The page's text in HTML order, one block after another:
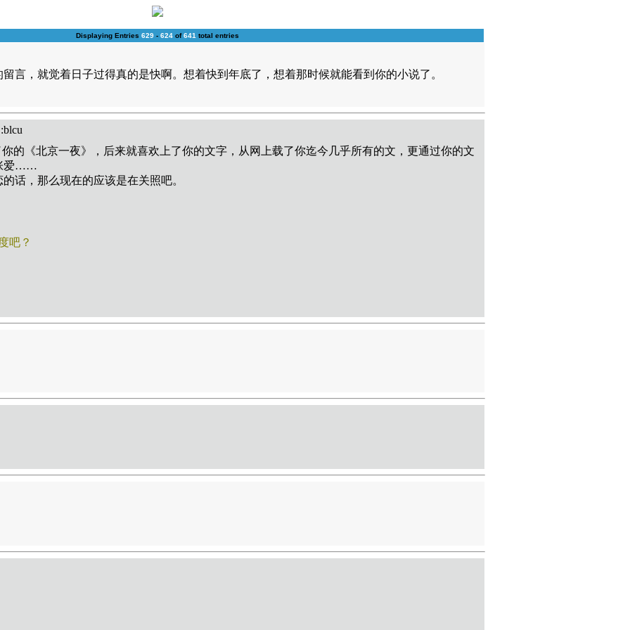
Displaying Entries 629 - 624 of641 total entries
言，就觉着日子过得真的是快啊。想着快到年底了，想着那时候就能看到你的小说了。
的《北京一夜》，后来就喜欢上了你的文字，从网上载了你迄今几乎所有的文，更通过你的文
爱……
话，那么现在的应该是在关照吧。
吧？